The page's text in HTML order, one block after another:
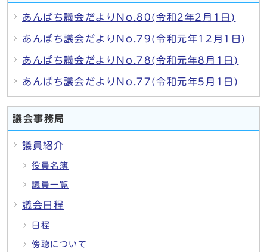
あんぱち議会だよりNo.80(令和2年2月1日)
あんぱち議会だよりNo.79(令和元年12月1日)
あんぱち議会だよりNo.78(令和元年8月1日)
あんぱち議会だよりNo.77(令和元年5月1日)
議会事務局
議員紹介
役員名簿
議員一覧
議会日程
日程
傍聴について